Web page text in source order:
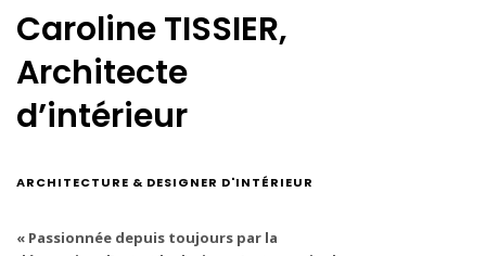
Caroline TISSIER,
Architecte
d’intérieur
ARCHITECTURE & DESIGNER D'INTÉRIEUR
« Passionnée depuis toujours par la